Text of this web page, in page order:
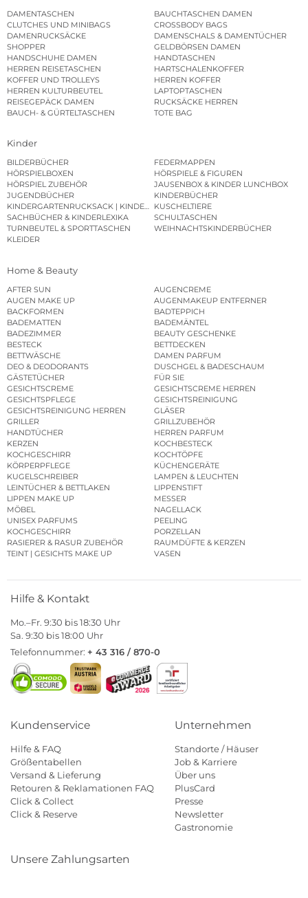
DAMENTASCHEN
BAUCHTASCHEN DAMEN
CLUTCHES UND MINIBAGS
CROSSBODY BAGS
DAMENRUCKSÄCKE
DAMENSCHALS & DAMENTÜCHER
SHOPPER
GELDBÖRSEN DAMEN
HANDSCHUHE DAMEN
HANDTASCHEN
HERREN REISETASCHEN
HARTSCHALENKOFFER
KOFFER UND TROLLEYS
HERREN KOFFER
HERREN KULTURBEUTEL
LAPTOPTASCHEN
REISEGEPÄCK DAMEN
RUCKSÄCKE HERREN
BAUCH- & GÜRTELTASCHEN
TOTE BAG
Kinder
BILDERBÜCHER
FEDERMAPPEN
HÖRSPIELBOXEN
HÖRSPIELE & FIGUREN
HÖRSPIEL ZUBEHÖR
JAUSENBOX & KINDER LUNCHBOX
JUGENDBÜCHER
KINDERBÜCHER
KINDERGARTENRUCKSACK | KINDERGARTENBEUTEL
KUSCHELTIERE
SACHBÜCHER & KINDERLEXIKA
SCHULTASCHEN
TURNBEUTEL & SPORTTASCHEN
WEIHNACHTSKINDERBÜCHER
KLEIDER
Home & Beauty
AFTER SUN
AUGENCREME
AUGEN MAKE UP
AUGENMAKEUP ENTFERNER
BACKFORMEN
BADTEPPICH
BADEMATTEN
BADEMÄNTEL
BADEZIMMER
BEAUTY GESCHENKE
BESTECK
BETTDECKEN
BETTWÄSCHE
DAMEN PARFUM
DEO & DEODORANTS
DUSCHGEL & BADESCHAUM
GÄSTETÜCHER
FÜR SIE
GESICHTSCREME
GESICHTSCREME HERREN
GESICHTSPFLEGE
GESICHTSREINIGUNG
GESICHTSREINIGUNG HERREN
GLÄSER
GRILLER
GRILLZUBEHÖR
HANDTÜCHER
HERREN PARFUM
KERZEN
KOCHBESTECK
KOCHGESCHIRR
KOCHTÖPFE
KÖRPERPFLEGE
KÜCHENGERÄTE
KUGELSCHREIBER
LAMPEN & LEUCHTEN
LEINTÜCHER & BETTLAKEN
LIPPENSTIFT
LIPPEN MAKE UP
MESSER
MÖBEL
NAGELLACK
UNISEX PARFUMS
PEELING
KOCHGESCHIRR
PORZELLAN
RASIERER & RASUR ZUBEHÖR
RAUMDÜFTE & KERZEN
TEINT | GESICHTS MAKE UP
VASEN
Hilfe & Kontakt
Mo.–Fr. 9:30 bis 18:30 Uhr
Sa. 9:30 bis 18:00 Uhr
Telefonnummer: + 43 316 / 870-0
Kundenservice
Hilfe & FAQ
Größentabellen
Versand & Lieferung
Retouren & Reklamationen FAQ
Click & Collect
Click & Reserve
Unternehmen
Standorte / Häuser
Job & Karriere
Über uns
PlusCard
Presse
Newsletter
Gastronomie
Unsere Zahlungsarten